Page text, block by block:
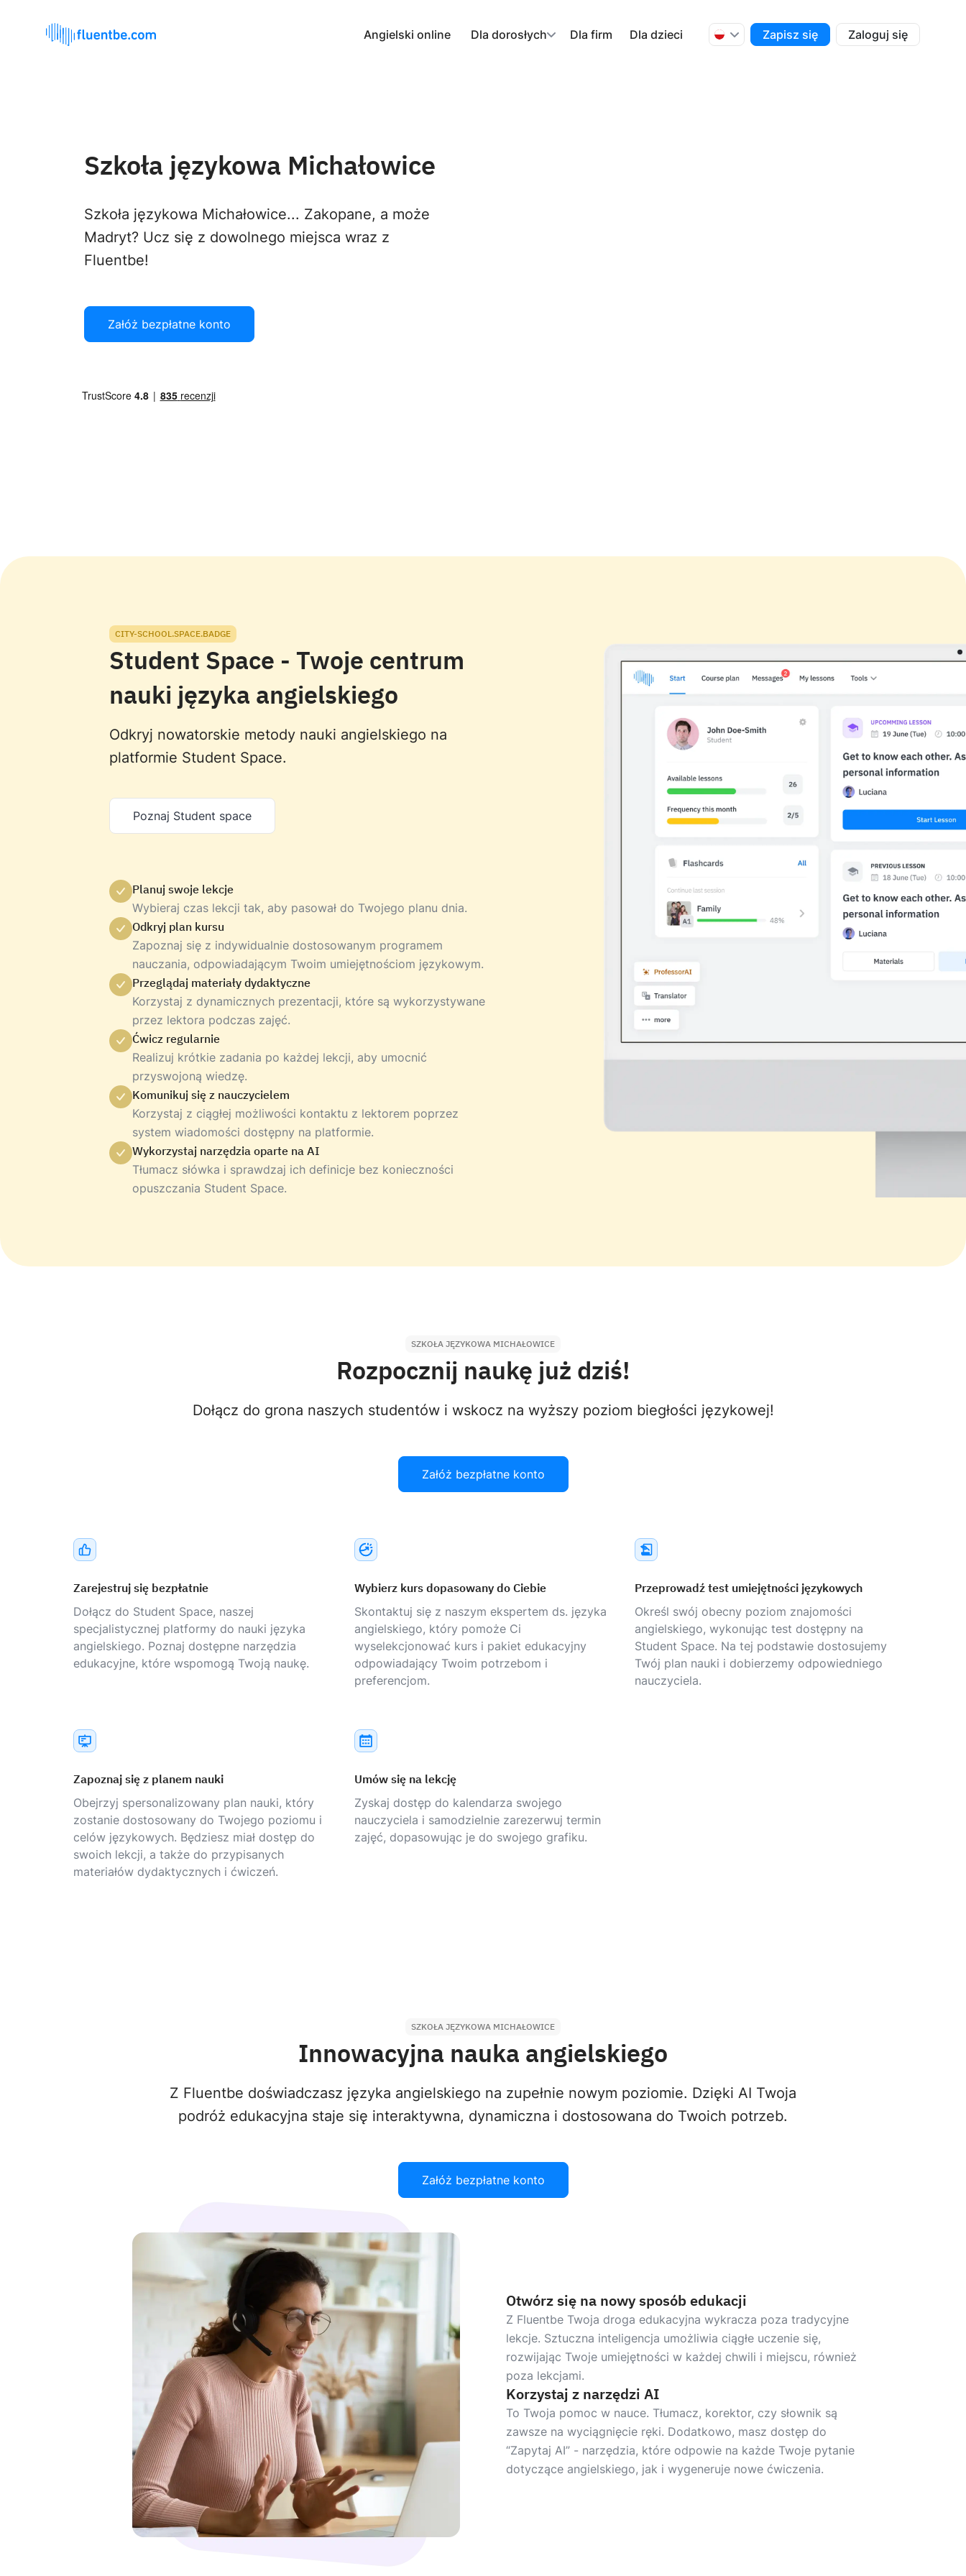
Angielski online Dla dorosłych Dla firm Dla dzieci Zapisz się Zaloguj się
Szkoła językowa Michałowice
Szkoła językowa Michałowice... Zakopane, a może
Madryt? Ucz się z dowolnego miejsca wraz z
Fluentbe!
Załóż bezpłatne konto
CITY-SCHOOL.SPACE.BADGE
Student Space - Twoje centrum
nauki języka angielskiego
Odkryj nowatorskie metody nauki angielskiego na
platformie Student Space.
Poznaj Student space
Planuj swoje lekcje
Wybieraj czas lekcji tak, aby pasował do Twojego planu dnia.
Odkryj plan kursu
Zapoznaj się z indywidualnie dostosowanym programem
nauczania, odpowiadającym Twoim umiejętnościom językowym.
Przeglądaj materiały dydaktyczne
Korzystaj z dynamicznych prezentacji, które są wykorzystywane
przez lektora podczas zajęć.
Ćwicz regularnie
Realizuj krótkie zadania po każdej lekcji, aby umocnić
przyswojoną wiedzę.
Komunikuj się z nauczycielem
Korzystaj z ciągłej możliwości kontaktu z lektorem poprzez
system wiadomości dostępny na platformie.
Wykorzystaj narzędzia oparte na AI
Tłumacz słówka i sprawdzaj ich definicje bez konieczności
opuszczania Student Space.
SZKOŁA JĘZYKOWA MICHAŁOWICE
Rozpocznij naukę już dziś!
Dołącz do grona naszych studentów i wskocz na wyższy poziom biegłości językowej!
Załóż bezpłatne konto
Zarejestruj się bezpłatnie
Dołącz do Student Space, naszej
specjalistycznej platformy do nauki języka
angielskiego. Poznaj dostępne narzędzia
edukacyjne, które wspomogą Twoją naukę.
Wybierz kurs dopasowany do Ciebie
Skontaktuj się z naszym ekspertem ds. języka
angielskiego, który pomoże Ci
wyselekcjonować kurs i pakiet edukacyjny
odpowiadający Twoim potrzebom i
preferencjom.
Przeprowadź test umiejętności językowych
Określ swój obecny poziom znajomości
angielskiego, wykonując test dostępny na
Student Space. Na tej podstawie dostosujemy
Twój plan nauki i dobierzemy odpowiedniego
nauczyciela.
Zapoznaj się z planem nauki
Obejrzyj spersonalizowany plan nauki, który
zostanie dostosowany do Twojego poziomu i
celów językowych. Będziesz miał dostęp do
swoich lekcji, a także do przypisanych
materiałów dydaktycznych i ćwiczeń.
Umów się na lekcję
Zyskaj dostęp do kalendarza swojego
nauczyciela i samodzielnie zarezerwuj termin
zajęć, dopasowując je do swojego grafiku.
SZKOŁA JĘZYKOWA MICHAŁOWICE
Innowacyjna nauka angielskiego
Z Fluentbe doświadczasz języka angielskiego na zupełnie nowym poziomie. Dzięki AI Twoja
podróż edukacyjna staje się interaktywna, dynamiczna i dostosowana do Twoich potrzeb.
Załóż bezpłatne konto
Otwórz się na nowy sposób edukacji
Z Fluentbe Twoja droga edukacyjna wykracza poza tradycyjne
lekcje. Sztuczna inteligencja umożliwia ciągłe uczenie się,
rozwijając Twoje umiejętności w każdej chwili i miejscu, również
poza lekcjami.
Korzystaj z narzędzi AI
To Twoja pomoc w nauce. Tłumacz, korektor, czy słownik są
zawsze na wyciągnięcie ręki. Dodatkowo, masz dostęp do
“Zapytaj AI” - narzędzia, które odpowie na każde Twoje pytanie
dotyczące angielskiego, jak i wygeneruje nowe ćwiczenia.